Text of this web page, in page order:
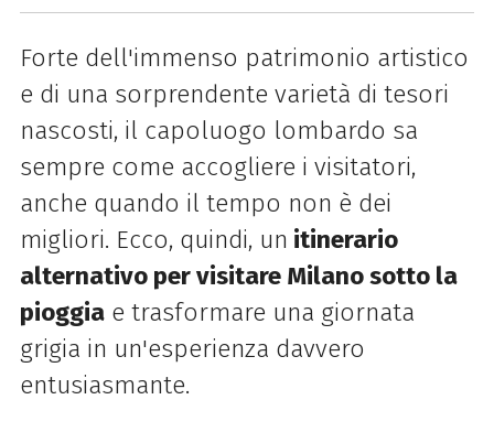
Forte dell'immenso patrimonio artistico
e di una sorprendente varietà di tesori
nascosti, il capoluogo lombardo sa
sempre come accogliere i visitatori,
anche quando il tempo non è dei
migliori. Ecco, quindi, un itinerario
alternativo per visitare Milano sotto la
pioggiae trasformare una giornata
grigia in un'esperienza davvero
entusiasmante.